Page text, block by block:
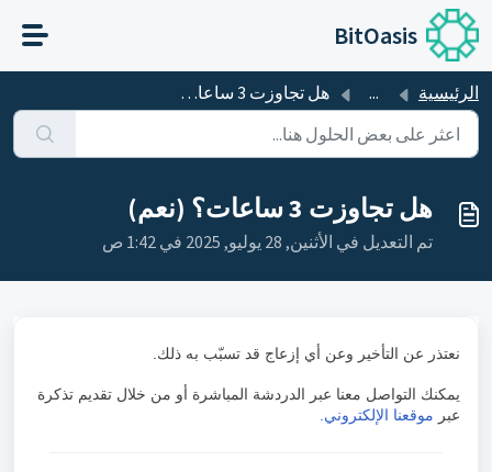
التخطّي إلى المحتوى الرئيسي
BitOasis
الرئيسية ... هل تجاوزت 3 ساعات؟ (نعم)
هل تجاوزت 3 ساعات؟ (نعم)
تم التعديل في الأثنين, 28 يوليو, 2025 في 1:42 ص
نعتذر عن التأخير وعن أي إزعاج قد تسبّب به ذلك.
يمكنك التواصل معنا عبر الدردشة المباشرة أو من خلال تقديم تذكرة
عبر موقعنا الإلكتروني.